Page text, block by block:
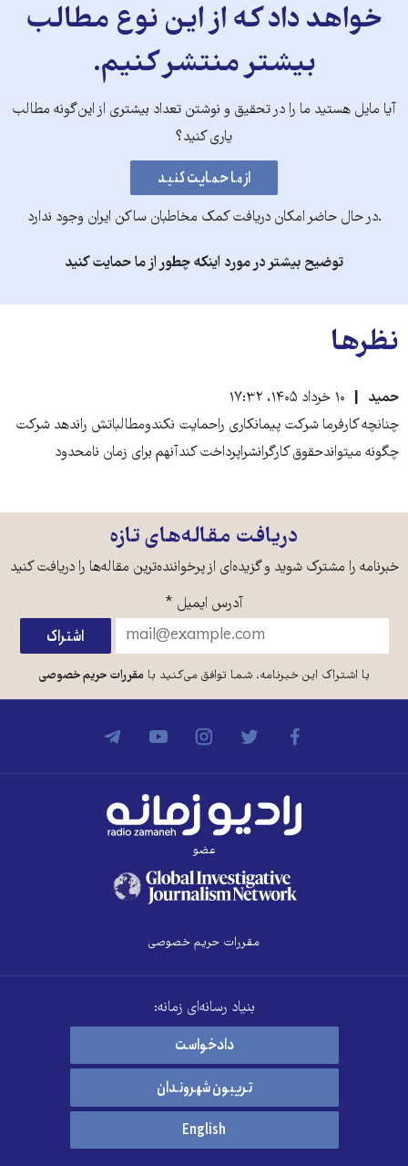
خواهد داد که از این نوع مطالب
بیشتر منتشر کنیم.
آیا مایل هستید ما را در تحقیق و نوشتن تعداد بیشتری از این‌گونه مطالب
یاری کنید؟
.در حال حاضر امکان دریافت کمک مخاطبان ساکن ایران وجود ندارد
توضیح بیشتر در مورد اینکه چطور از ما حمایت کنید
نظرها
حمید
۱۰ خرداد ۱۴۰۵، ۱۷:۳۲
چنانچه کارفرما شرکت پیمانکاری راحمایت نکندومطالباتش راندهد شرکت
چگونه میتواندحقوق کارگرانشراپرداخت کندآنهم برای زمان نامحدود
دریافت مقاله‌های تازه
خبرنامه را مشترک شوید و گزیده‌ای از پرخواننده‌ترین مقاله‌ها را دریافت کنید
آدرس ایمیل *
با اشتراک این خبرنامه، شما توافق می‌کنید بامقررات حریم خصوصی
عضو
مقررات حریم خصوصی
بنیاد رسانه‌ای زمانه:
دادخواست
تریبون شهروندان
English